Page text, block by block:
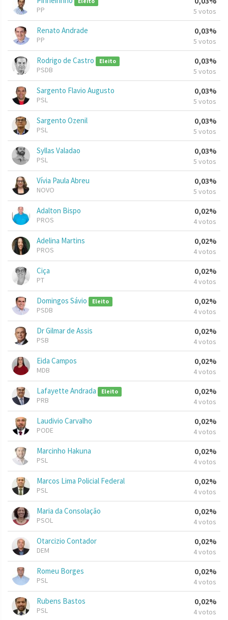
PP 5 votos
Renato Andrade
PP
0,03%
5 votos
Rodrigo de Castro Eleito
PSDB
0,03%
5 votos
Sargento Flavio Augusto
PSL
0,03%
5 votos
Sargento Ozenil
PSL
0,03%
5 votos
Syllas Valadao
PSL
0,03%
5 votos
Vívia Paula Abreu
NOVO
0,03%
5 votos
Adalton Bispo
PROS
0,02%
4 votos
Adelina Martins
PROS
0,02%
4 votos
Ciça
PT
0,02%
4 votos
Domingos Sávio Eleito
PSDB
0,02%
4 votos
Dr Gilmar de Assis
PSB
0,02%
4 votos
Eida Campos
MDB
0,02%
4 votos
Lafayette Andrada Eleito
PRB
0,02%
4 votos
Laudivio Carvalho
PODE
0,02%
4 votos
Marcinho Hakuna
PSL
0,02%
4 votos
Marcos Lima Policial Federal
PSL
0,02%
4 votos
Maria da Consolação
PSOL
0,02%
4 votos
Otarcizio Contador
DEM
0,02%
4 votos
Romeu Borges
PSL
0,02%
4 votos
Rubens Bastos
PSL
0,02%
4 votos